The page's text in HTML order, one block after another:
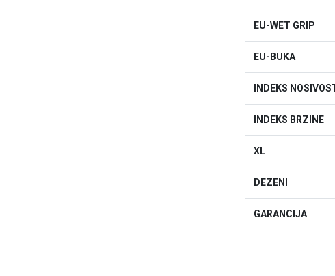
EU-WET GRIP
EU-BUKA
INDEKS
INDEKS BRZINE
XL
DEZENI
GARANCIJA